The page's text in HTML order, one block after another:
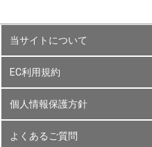
当サイトについて
EC利用規約
個人情報保護方針
よくあるご質問